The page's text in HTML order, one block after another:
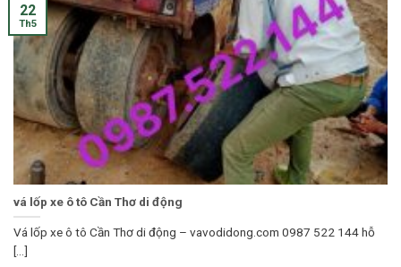
vá lốp xe ô tô Cần Thơ di động
Vá lốp xe ô tô Cần Thơ di động – vavodidong.com 0987 522 144 hỗ
[...]
22
Th5